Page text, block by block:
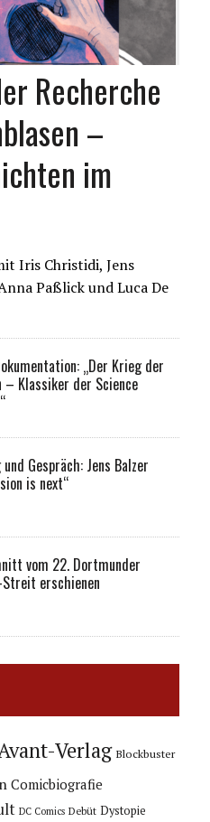
Recherche
–
im
Iris Christidi, Jens
Paßlick und Luca De
„Der Krieg der
– Klassiker der Science
und Gespräch: Jens Balzer
is next“
vom 22. Dortmunder
erschienen
Verlag Blockbuster
Comicbiografie
DC Comics Debüt Dystopie